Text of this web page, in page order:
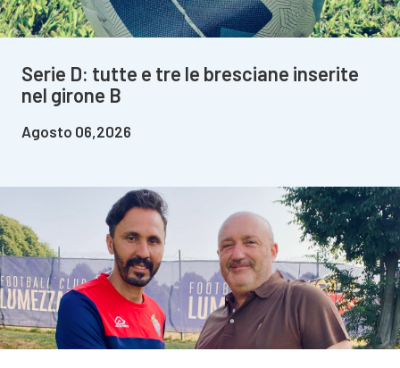
Serie D: tutte e tre le bresciane inserite
nel girone B
Agosto 06,2026